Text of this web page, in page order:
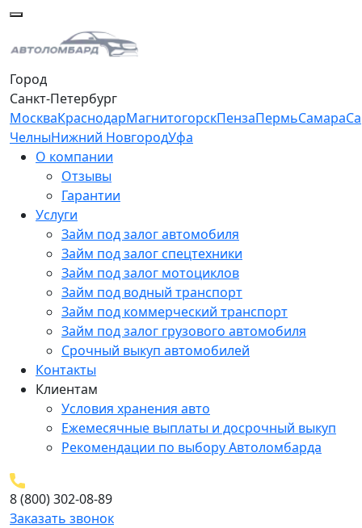
Город
Санкт-Петербург
МоскваКраснодарМагнитогорскПензаПермьСамара
ЧелныНижний НовгородУфа
О компании
Отзывы
Гарантии
Услуги
Займ под залог автомобиля
Займ под залог спецтехники
Займ под залог мотоциклов
Займ под водный транспорт
Займ под коммерческий транспорт
Займ под залог грузового автомобиля
Срочный выкуп автомобилей
Контакты
Клиентам
Условия хранения авто
Ежемесячные выплаты и досрочный выкуп
Рекомендации по выбору Автоломбарда
8 (800) 302-08-89
Заказать звонок